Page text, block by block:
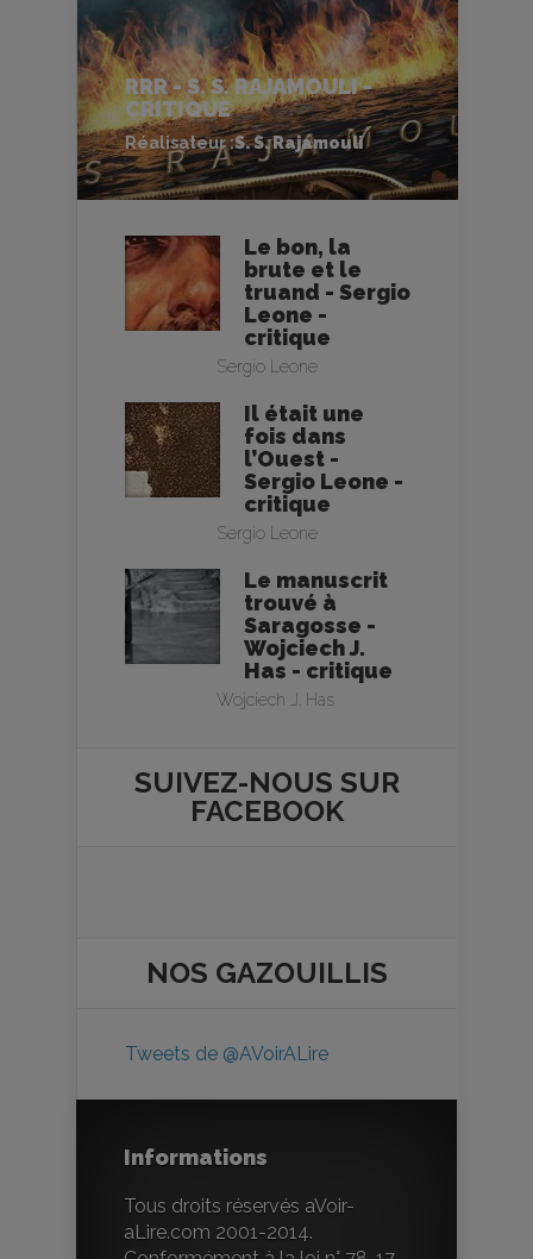
RRR - S. S. RAJAMOULI -
CRITIQUE
Réalisateur :S. S. Rajamouli
Le bon, la
brute et le
truand - Sergio
Leone -
critique
Sergio Leone
Il était une
fois dans
l’Ouest -
Sergio Leone -
critique
Sergio Leone
Le manuscrit
trouvé à
Saragosse -
Wojciech J.
Has - critique
Wojciech J. Has
SUIVEZ-NOUS SUR
FACEBOOK
NOS GAZOUILLIS
Tweets de @AVoirALire
Informations
Tous droits réservés aVoir-
aLire.com 2001-2014.